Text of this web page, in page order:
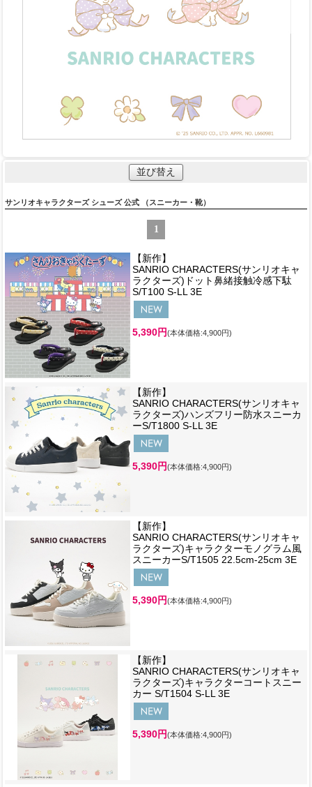
並び替え
サンリオキャラクターズ シューズ 公式 （スニーカー・靴）
1
【新作】
SANRIO CHARACTERS(サンリオキャ
ラクターズ)ドット鼻緒接触冷感下駄
S/T100 S-LL 3E
5,390円(本体価格:4,900円)
【新作】
SANRIO CHARACTERS(サンリオキャ
ラクターズ)ハンズフリー防水スニーカ
ーS/T1800 S-LL 3E
5,390円(本体価格:4,900円)
【新作】
SANRIO CHARACTERS(サンリオキャ
ラクターズ)キャラクターモノグラム風
スニーカーS/T1505 22.5cm-25cm 3E
5,390円(本体価格:4,900円)
【新作】
SANRIO CHARACTERS(サンリオキャ
ラクターズ)キャラクターコートスニー
カー S/T1504 S-LL 3E
5,390円(本体価格:4,900円)